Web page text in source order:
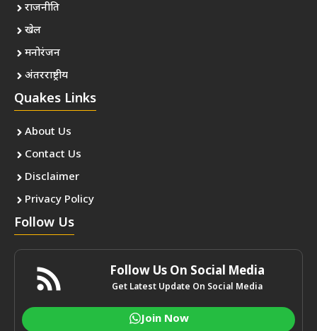
राजनीति
खेल
मनोरंजन
अंतरराष्ट्रीय
Quakes Links
About Us
Contact Us
Disclaimer
Privacy Policy
Follow Us
Follow Us On Social Media
Get Latest Update On Social Media
Join Now